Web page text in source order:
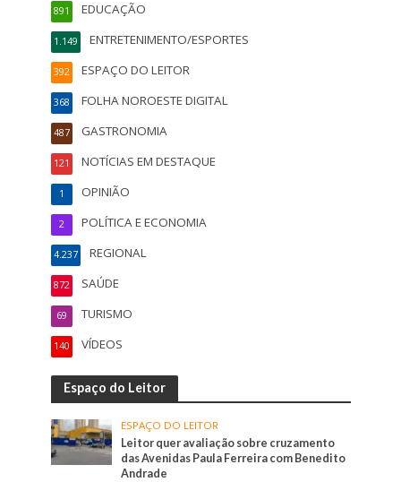
EDUCAÇÃO
891
ENTRETENIMENTO/ESPORTES
1.149
ESPAÇO DO LEITOR
392
FOLHA NOROESTE DIGITAL
368
GASTRONOMIA
487
NOTÍCIAS EM DESTAQUE
121
OPINIÃO
1
POLÍTICA E ECONOMIA
2
REGIONAL
4.237
SAÚDE
872
TURISMO
69
VÍDEOS
140
Espaço do Leitor
ESPAÇO DO LEITOR
Leitor quer avaliação sobre cruzamento
das Avenidas Paula Ferreira com Benedito
Andrade